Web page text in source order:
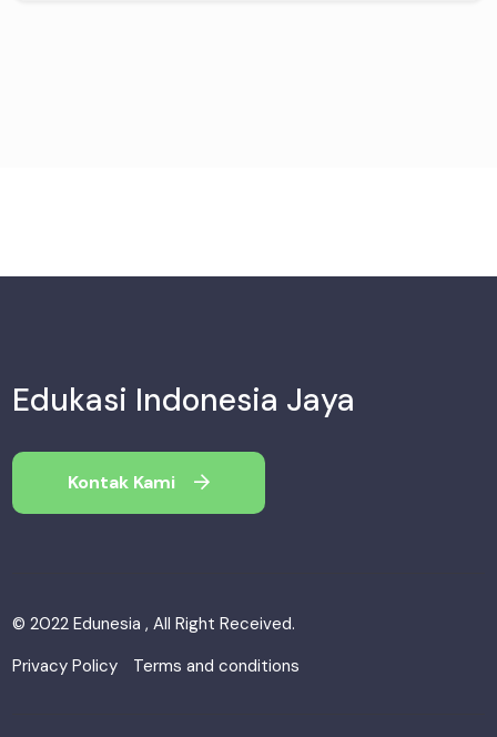
Edukasi Indonesia Jaya
Kontak Kami
© 2022 Edunesia , All Right Received.
Privacy Policy
Terms and conditions